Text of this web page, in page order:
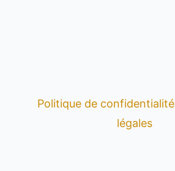
Politique de confidentialité
légales